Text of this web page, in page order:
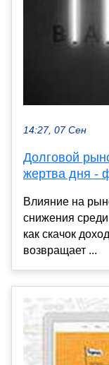
14:27, 07 Сен
Долговой
жертва дня -
Влияние на
снижения
как скачок
возвращает ...